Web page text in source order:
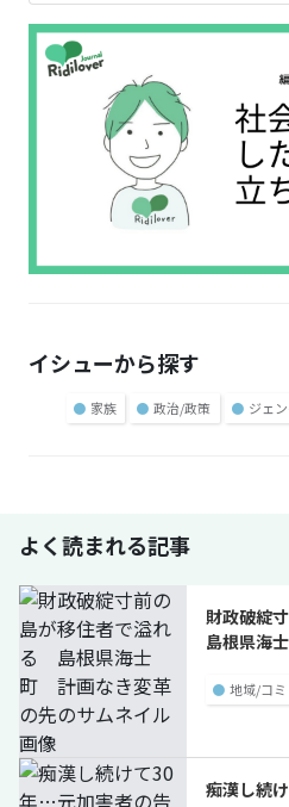
イシューから探す
● 家族 ● 政治/政策 ● ジェ
よく読まれる記事
財政破綻
島根県海
● 地域/コミ
痴漢し続